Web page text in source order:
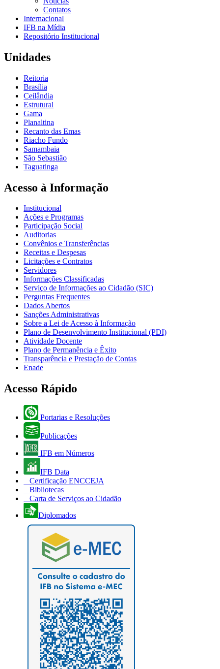
Contatos
Internacional
IFB na Mídia
Repositório Institucional
Unidades
Reitoria
Brasília
Ceilândia
Estrutural
Gama
Planaltina
Recanto das Emas
Riacho Fundo
Samambaia
São Sebastião
Taguatinga
Acesso à Informação
Institucional
Ações e Programas
Participação Social
Auditorias
Convênios e Transferências
Receitas e Despesas
Licitações e Contratos
Servidores
Informações Classificadas
Serviço de Informações ao Cidadão (SIC)
Perguntas Frequentes
Dados Abertos
Sanções Administrativas
Sobre a Lei de Acesso à Informação
Plano de Desenvolvimento Institucional (PDI)
Atividade Docente
Plano de Permanência e Êxito
Transparência e Prestação de Contas
Enade
Acesso Rápido
Portarias e Resoluções
Publicações
IFB em Números
IFB Data
Certificação ENCCEJA
Bibliotecas
Carta de Serviços ao Cidadão
Diplomados